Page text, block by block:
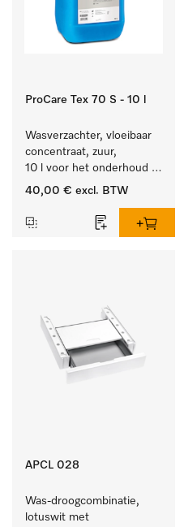
ProCare Tex 70 S - 10 l
Wasverzachter, vloeibaar
concentraat, zuur,
10 l voor het onderhoud
van vezels zodat het
40,00 € excl. BTW
APCL 028
Was-droogcombinatie,
lotuswit met